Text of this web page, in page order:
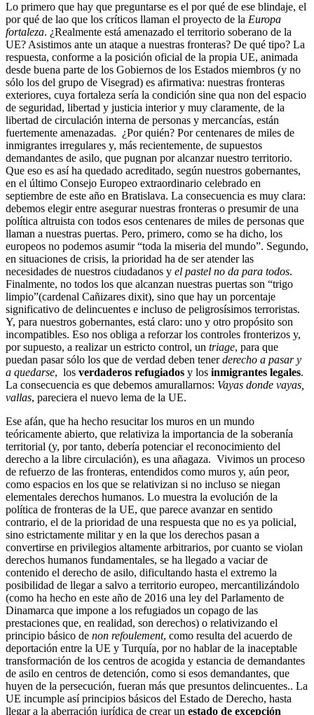
Lo primero que hay que preguntarse es el por qué de ese blindaje, el
por qué de lao que los críticos llaman el proyecto de la Europa
fortaleza. ¿Realmente está amenazado el territorio soberano de la
UE? Asistimos ante un ataque a nuestras fronteras? De qué tipo? La
respuesta, conforme a la posición oficial de la propia UE, animada
desde buena parte de los Gobiernos de los Estados miembros (y no
sólo los del grupo de Visegrad) es afirmativa: nuestras fronteras
exteriores, cuya fortaleza sería la condición sine qua non del espacio
de seguridad, libertad y justicia interior y muy claramente, de la
libertad de circulación interna de personas y mercancías, están
fuertemente amenazadas. ¿Por quién? Por centenares de miles de
inmigrantes irregulares y, más recientemente, de supuestos
demandantes de asilo, que pugnan por alcanzar nuestro territorio.
Que eso es así ha quedado acreditado, según nuestros gobernantes,
en el último Consejo Europeo extraordinario celebrado en
septiembre de este año en Bratislava. La consecuencia es muy clara:
debemos elegir entre asegurar nuestras fronteras o presumir de una
política altruista con todos esos centenares de miles de personas que
llaman a nuestras puertas. Pero, primero, como se ha dicho, los
europeos no podemos asumir “toda la miseria del mundo”. Segundo,
en situaciones de crisis, la prioridad ha de ser atender las
necesidades de nuestros ciudadanos y el pastel no da para todos.
Finalmente, no todos los que alcanzan nuestras puertas son “trigo
limpio”(cardenal Cañizares dixit), sino que hay un porcentaje
significativo de delincuentes e incluso de peligrosísimos terroristas.
Y, para nuestros gobernantes, está claro: uno y otro propósito son
incompatibles. Eso nos obliga a reforzar los controles fronterizos y,
por supuesto, a realizar un estricto control, un triage, para que
puedan pasar sólo los que de verdad deben tenerderecho a pasar y
a quedarse, los verdaderos refugiados y los inmigrantes legales.
La consecuencia es que debemos amurallarnos: Vayas donde vayas,
vallas, pareciera el nuevo lema de la UE.
Ese afán, que ha hecho resucitar los muros en un mundo
teóricamente abierto, que relativiza la importancia de la soberanía
territorial (y, por tanto, debería potenciar el reconocimiento del
derecho a la libre circulación), es una añagaza. Vivimos un proceso
de refuerzo de las fronteras, entendidos como muros y, aún peor,
como espacios en los que se relativizan si no incluso se niegan
elementales derechos humanos. Lo muestra la evolución de la
política de fronteras de la UE, que parece avanzar en sentido
contrario, el de la prioridad de una respuesta que no es ya policial,
sino estrictamente militar y en la que los derechos pasan a
convertirse en privilegios altamente arbitrarios, por cuanto se violan
derechos humanos fundamentales, se ha llegado a vaciar de
contenido el derecho de asilo, dificultando hasta el extremo la
posibilidad de llegar a salvo a territorio europeo, mercantilizándolo
(como ha hecho en este año de 2016 una ley del Parlamento de
Dinamarca que impone a los refugiados un copago de las
prestaciones que, en realidad, son derechos) o relativizando el
principio básico de non refoulement, como resulta del acuerdo de
deportación entre la UE y Turquía, por no hablar de la inaceptable
transformación de los centros de acogida y estancia de demandantes
de asilo en centros de detención, como si esos demandantes, que
huyen de la persecución, fueran más que presuntos delincuentes.. La
UE incumple así principios básicos del Estado de Derecho, hasta
llegar a la aberración jurídica de crear un estado de excepción